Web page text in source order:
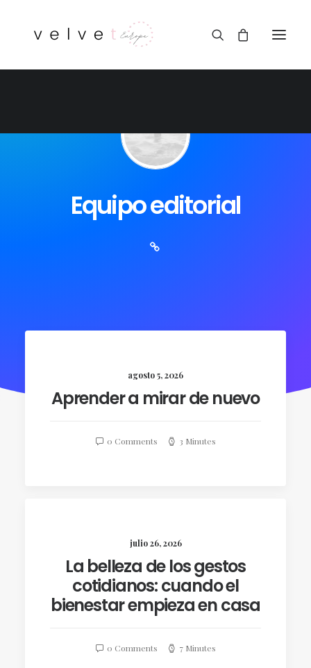
Equipo editorial
agosto 5, 2026
Aprender a mirar de nuevo
0 Comments 3 Minutes
julio 26, 2026
La belleza de los gestos
cotidianos: cuando el
bienestar empieza en casa
0 Comments 7 Minutes